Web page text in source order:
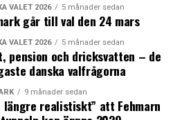
bliver trængsel med
godstog og regionaltog. Når
i 2028, vil flere godstog tage
Øresundsmetroen
at lokale og regionale
fra Øresundstoget over i
Kommune i en
VALET 2026 5 månader sedan
går till val den 24 mars
VALET 2026 5 månader sedan
pension och dricksvatten – de
danska valfrågorna
9 månader sedan
längre realistiskt” att Fehmarn